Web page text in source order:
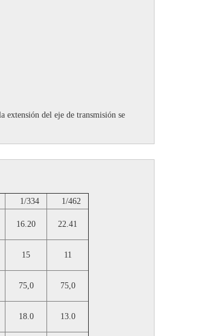
del eje de transmisión se
1/334 1/462
16.20 22.41
15 11
75,0 75,0
18.0 13.0